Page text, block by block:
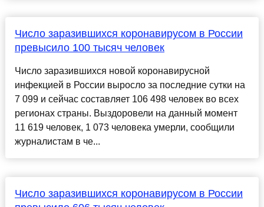
Число заразившихся коронавирусом в России
превысило 100 тысяч человек
Число заразившихся новой коронавирусной
инфекцией в России выросло за последние сутки на
7 099 и сейчас составляет 106 498 человек во всех
регионах страны. Выздоровели на данный момент
11 619 человек, 1 073 человека умерли, сообщили
журналистам в че...
Число заразившихся коронавирусом в России